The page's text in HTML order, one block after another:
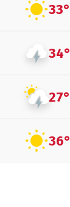
33°
34°
27°
36°